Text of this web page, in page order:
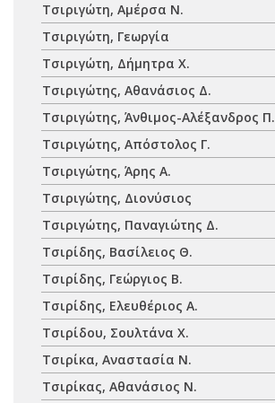
Τσιριγώτη, Αμέρσα Ν.
Τσιριγώτη, Γεωργία
Τσιριγώτη, Δήμητρα Χ.
Τσιριγώτης, Αθανάσιος Δ.
Τσιριγώτης, Άνθιμος-Αλέξανδρος Π.
Τσιριγώτης, Απόστολος Γ.
Τσιριγώτης, Άρης Α.
Τσιριγώτης, Διονύσιος
Τσιριγώτης, Παναγιώτης Δ.
Τσιρίδης, Βασίλειος Θ.
Τσιρίδης, Γεώργιος Β.
Τσιρίδης, Ελευθέριος Α.
Τσιρίδου, Σουλτάνα Χ.
Τσιρίκα, Αναστασία Ν.
Τσιρίκας, Αθανάσιος Ν.